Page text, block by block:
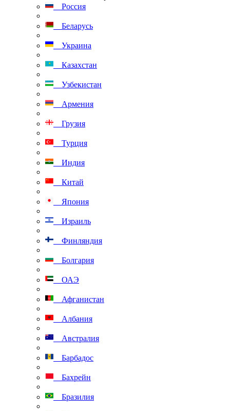
Россия
Беларусь
Украина
Казахстан
Узбекистан
Армения
Грузия
Турция
Индия
Китай
Япония
Израиль
Финляндия
Болгария
ОАЭ
Афганистан
Албания
Австралия
Барбадос
Бахрейн
Бразилия